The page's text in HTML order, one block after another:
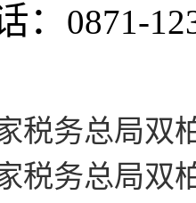
： 0871-
税务总局双
税务总局双